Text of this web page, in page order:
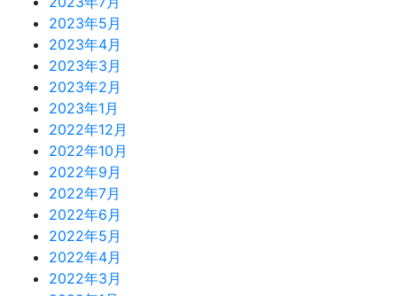
2023年5月
2023年4月
2023年3月
2023年2月
2023年1月
2022年12月
2022年10月
2022年9月
2022年7月
2022年6月
2022年5月
2022年4月
2022年3月